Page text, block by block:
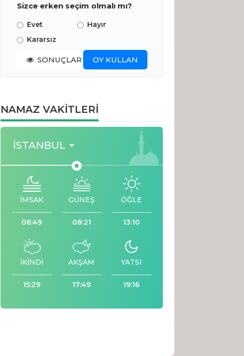
Sizce erken seçim olmalı mı?
Evet
Hayır
Kararsız
SONUÇLAR OY KULLAN
NAMAZ VAKİTLERİ
İSTANBUL
İMSAK
06:49
GÜNEŞ
08:21
ÖĞLE
13:10
İKİNDİ
15:29
AKŞAM
17:49
YATSI
19:16